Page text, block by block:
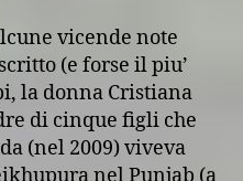
vicende note
(e forse il piu’
la donna Cristiana
di cinque figli che
(nel 2009) viveva
nel Punjab (a